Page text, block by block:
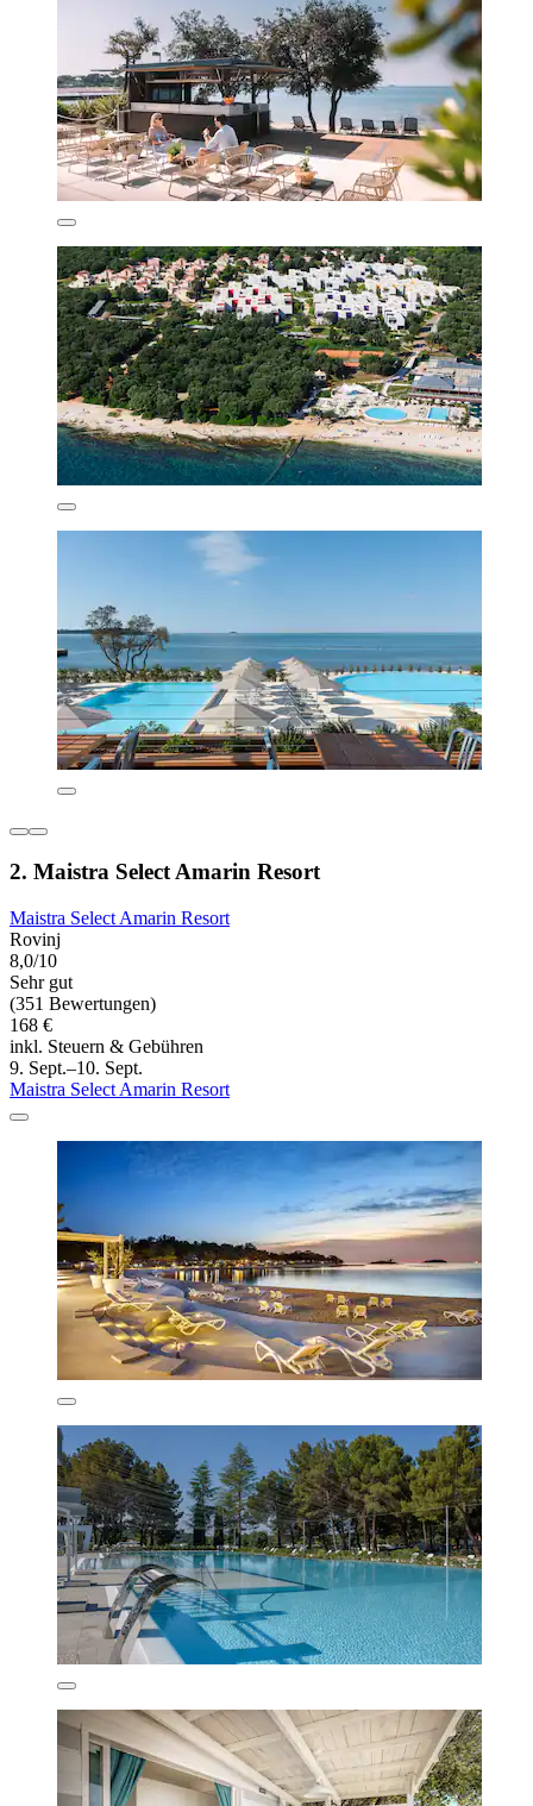
2. Maistra Select Amarin Resort
Maistra Select Amarin Resort
Rovinj
8,0/10
Sehr gut
(351 Bewertungen)
168 €
inkl. Steuern & Gebühren
9. Sept.–10. Sept.
Maistra Select Amarin Resort